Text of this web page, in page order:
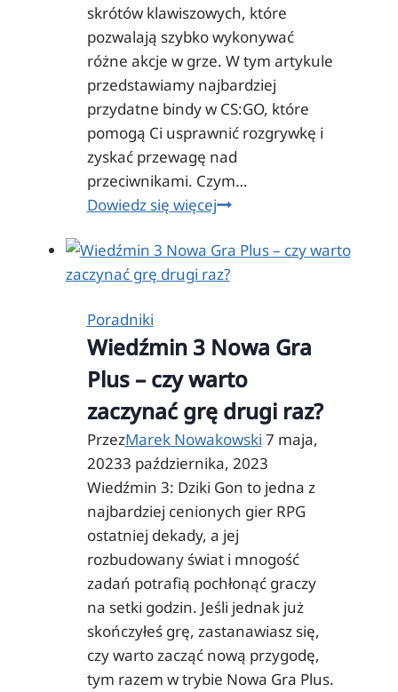
skrótów klawiszowych, które
pozwalają szybko wykonywać
różne akcje w grze. W tym artykule
przedstawiamy najbardziej
przydatne bindy w CS:GO, które
pomogą Ci usprawnić rozgrywkę i
zyskać przewagę nad
przeciwnikami. Czym…
Dowiedz się więcejNajbardziej
bindy
do
Poradniki
Wiedźmin 3 Nowa Gra
Plus – czy warto
zaczynać grę drugi raz?
PrzezMarek Nowakowski 7 maja,
20233 października, 2023
Wiedźmin 3: Dziki Gon to jedna z
najbardziej cenionych gier RPG
ostatniej dekady, a jej
rozbudowany świat i mnogość
zadań potrafią pochłonąć graczy
na setki godzin. Jeśli jednak już
skończyłeś grę, zastanawiasz się,
czy warto zacząć nową przygodę,
tym razem w trybie Nowa Gra Plus.